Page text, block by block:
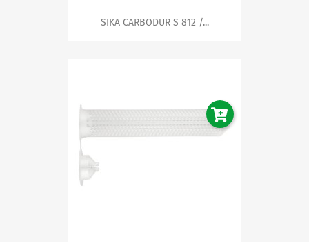
SIKA CARBODUR S 812 /...